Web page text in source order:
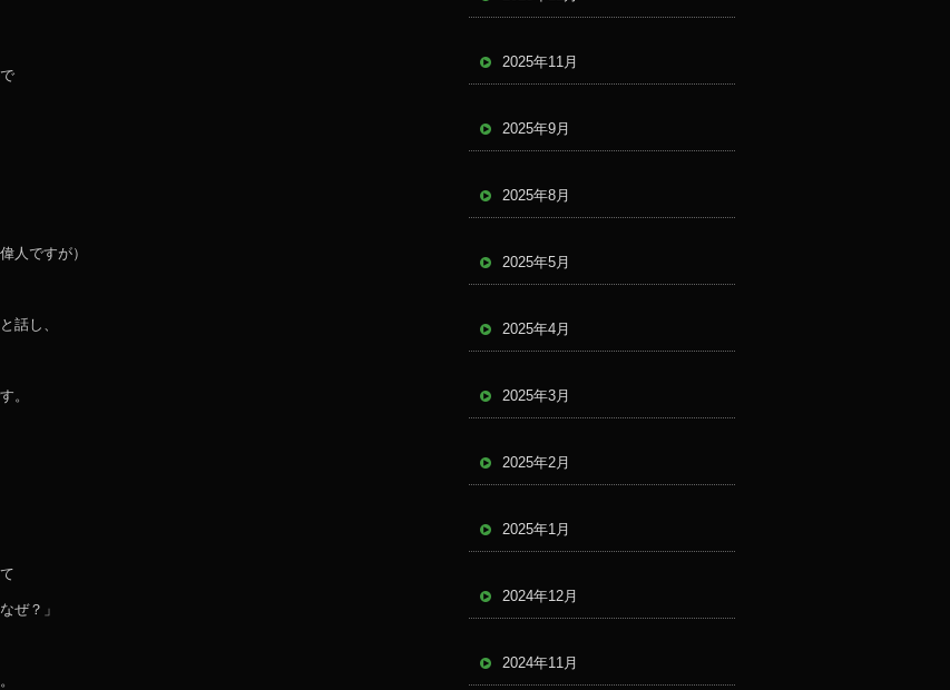
人ですが）
話し、
。
ぜ？」
2025年11月
2025年9月
2025年8月
2025年5月
2025年4月
2025年3月
2025年2月
2025年1月
2024年12月
2024年11月